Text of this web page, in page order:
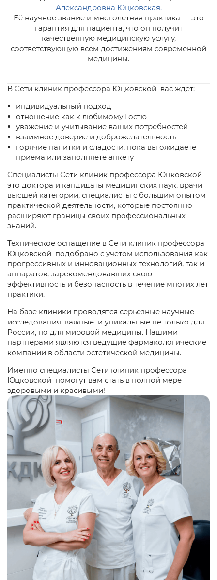
Александровна Юцковская.
Её научное звание и многолетняя практика — это
гарантия для пациента, что он получит
качественную медицинскую услугу,
соответствующую всем достижениям современной
медицины.
В Сети клиник профессора Юцковской вас ждет:
индивидуальный подход
отношение как к любимому Гостю
уважение и учитывание ваших потребностей
взаимное доверие и доброжелательность
горячие напитки и сладости, пока вы ожидаете
приема или заполняете анкету
Специалисты Сети клиник профессора Юцковской -
это доктора и кандидаты медицинских наук, врачи
высшей категории, специалисты с большим опытом
практической деятельности, которые постоянно
расширяют границы своих профессиональных
знаний.
Техническое оснащение в Сети клиник профессора
Юцковской подобрано с учетом использования как
прогрессивных и инновационных технологий, так и
аппаратов, зарекомендовавших свою
эффективность и безопасность в течение многих лет
практики.
На базе клиники проводятся серьезные научные
исследования, важные и уникальные не только для
России, но для мировой медицины. Нашими
партнерами являются ведущие фармакологические
компании в области эстетической медицины.
Именно специалисты Сети клиник профессора
Юцковской помогут вам стать в полной мере
здоровыми и красивыми!